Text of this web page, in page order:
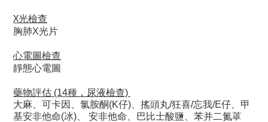
X光檢查
胸肺X光片
心電圖檢查
靜態心電圖
藥物評估 (14種，尿液檢查)
大麻、可卡因、氯胺酮(K仔)、搖頭丸/狂喜/忘我/E仔、甲
基安非他命(冰)、 安非他命、巴比士酸鹽、苯并二氮䓬